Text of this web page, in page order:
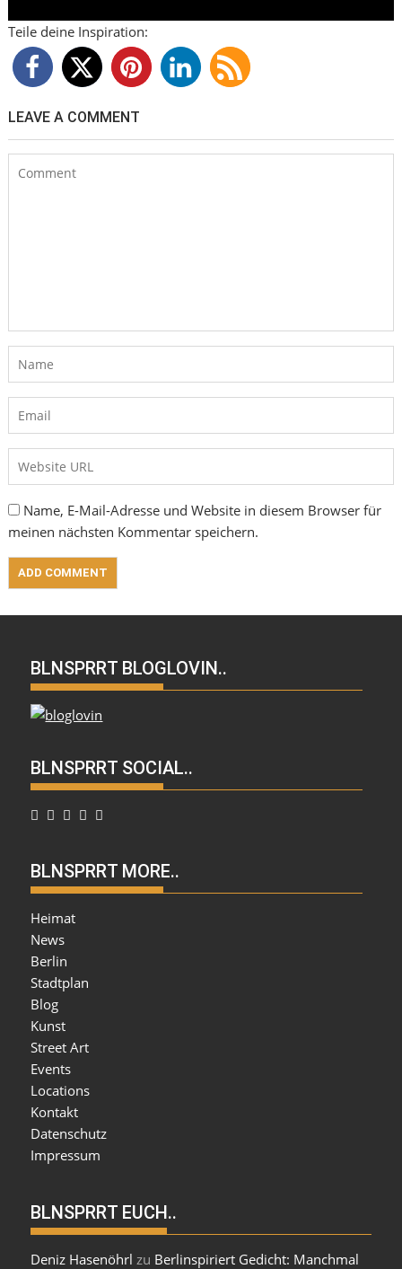
Teile deine Inspiration:
LEAVE A COMMENT
Name, E-Mail-Adresse und Website in diesem Browser für
meinen nächsten Kommentar speichern.
BLNSPRRT BLOGLOVIN..
BLNSPRRT SOCIAL..
BLNSPRRT MORE..
Heimat
News
Berlin
Stadtplan
Blog
Kunst
Street Art
Events
Locations
Kontakt
Datenschutz
Impressum
BLNSPRRT EUCH..
Deniz Hasenöhrl zu Berlinspiriert Gedicht: Manchmal